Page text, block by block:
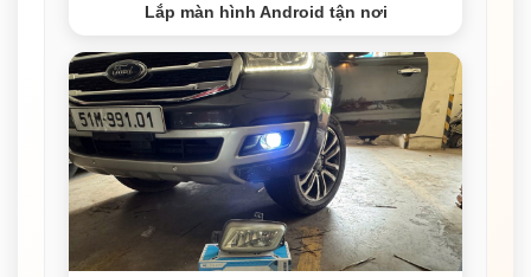
Lắp màn hình Android tận nơi